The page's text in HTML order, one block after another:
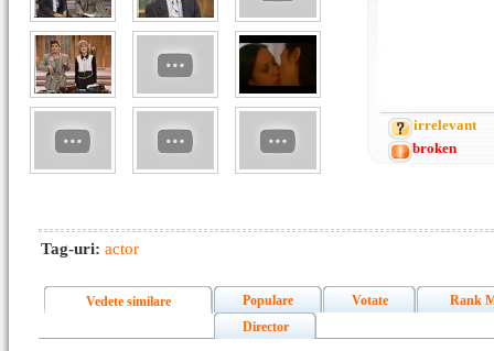
irrelevant
broken
Tag-uri: actor
Vedete similare Populare Votate
Rank
Director